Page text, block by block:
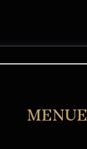
MENUE